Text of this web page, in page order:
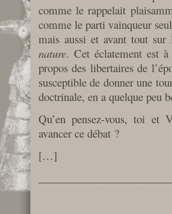
comme le rappelait
comme le parti vainqueur
mais aussi et avant tout sur
nature. Cet éclatement est à
propos des libertaires de
susceptible de donner une
doctrinale, en a quelque peu
Qu’en pensez-vous, toi et
avancer ce débat ?
[…]